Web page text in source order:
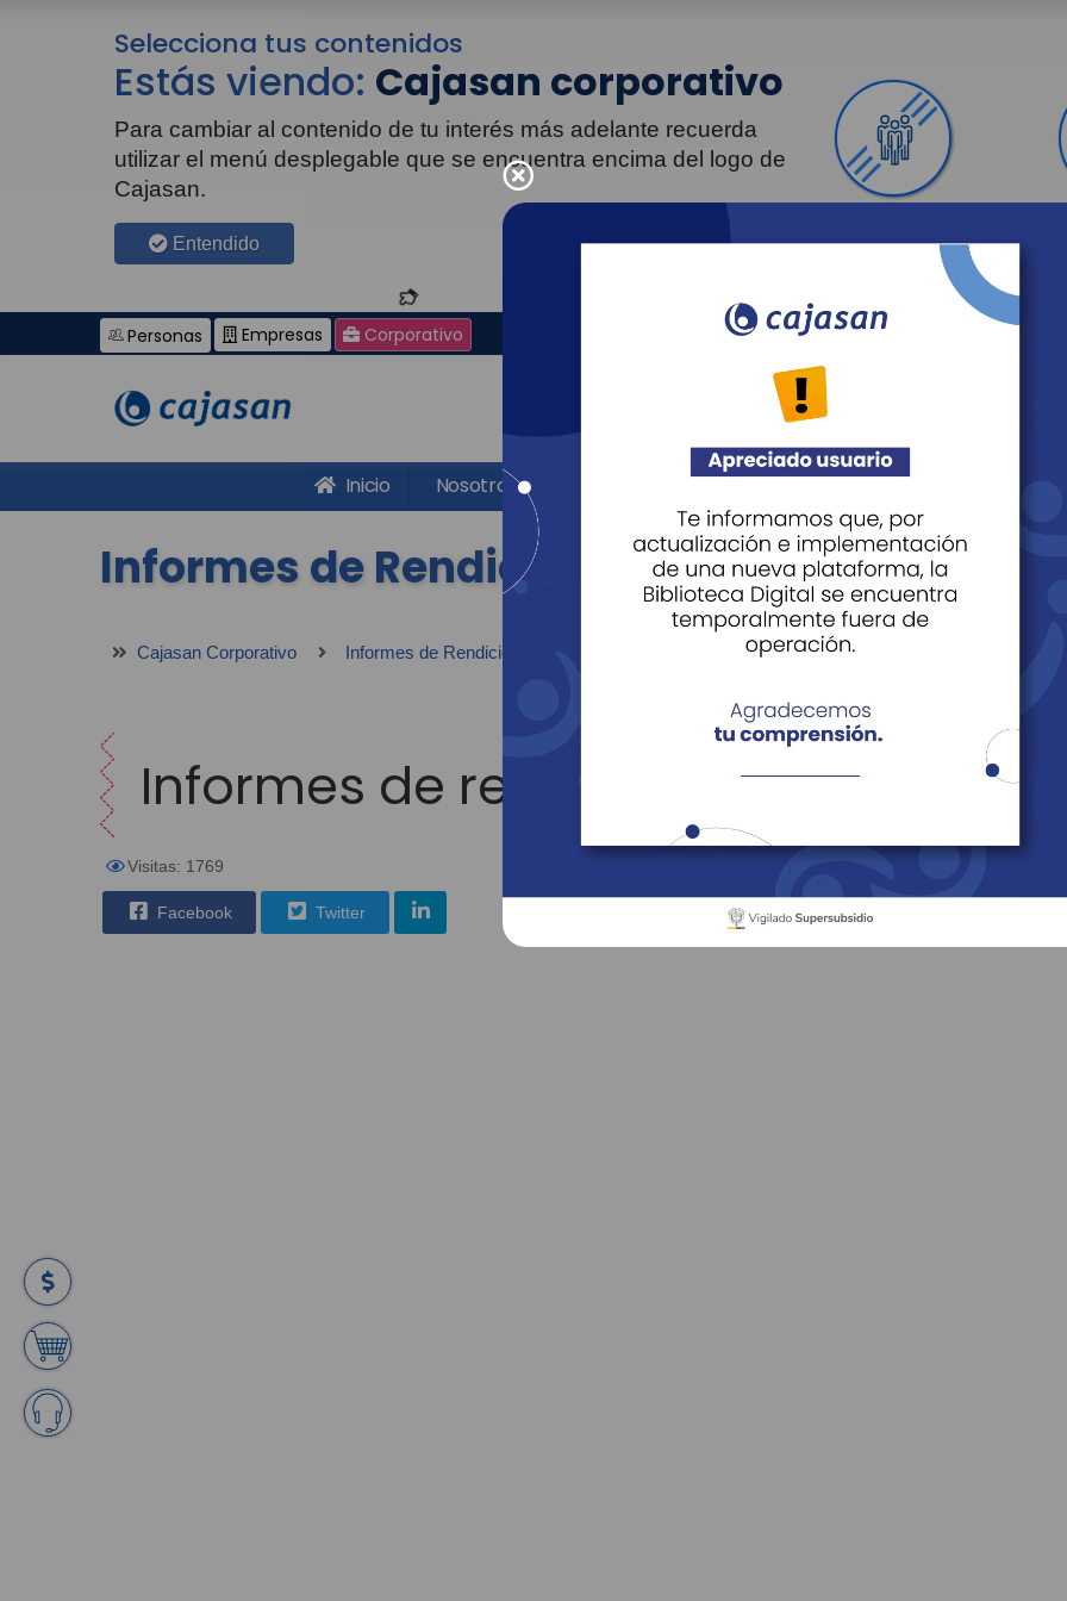
Selecciona tus contenidos
Estás viendo: Cajasan corporativo
Para cambiar al contenido de tu interés más adelante recuerda
utilizar el menú desplegable que se encuentra encima del logo de
Cajasan.
Entendido
Personas Empresas Corporativo Revista Fácil Vivir
Agéndate
Inicio Nosotros Transparencia Sostenibilidad
Informes de Rendición de Cuentas
Cajasan Corporativo Informes de Rendición de Cuentas Informes de rendición de cuentas - 2020
Informes de rendición de cuentas -
Visitas: 1769
Facebook Twitter